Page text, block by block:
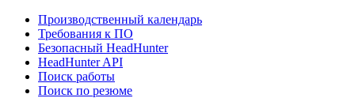
Производственный календарь
Требования к ПО
Безопасный HeadHunter
HeadHunter API
Поиск работы
Поиск по резюме